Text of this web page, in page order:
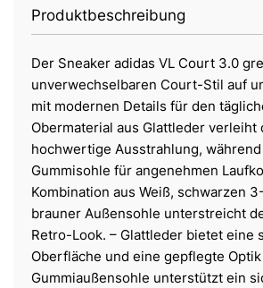
Produktbeschreibung
Der Sneaker adidas VL Court 3.0
unverwechselbaren Court-Stil auf
mit modernen Details für den
Obermaterial aus Glattleder verleiht
hochwertige Ausstrahlung,
Gummisohle für angenehmen
Kombination aus Weiß, schwarzen
brauner Außensohle unterstreicht
Retro-Look. – Glattleder bietet eine
Oberfläche und eine gepflegte
Gummiaußensohle unterstützt ein